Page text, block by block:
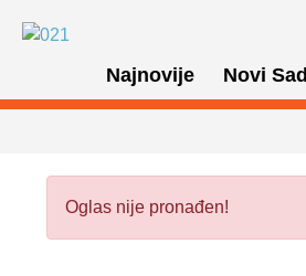
Najnovije Novi Sad
Oglas nije pronađen!